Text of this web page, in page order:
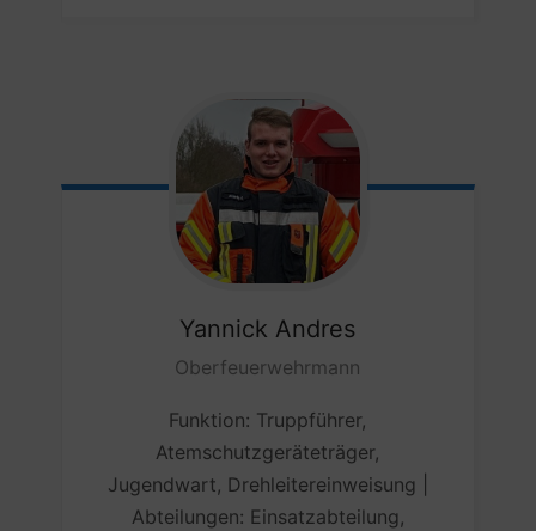
Yannick Andres
Oberfeuerwehrmann
Funktion: Truppführer,
Atemschutzgeräteträger,
Jugendwart, Drehleitereinweisung |
Abteilungen: Einsatzabteilung,